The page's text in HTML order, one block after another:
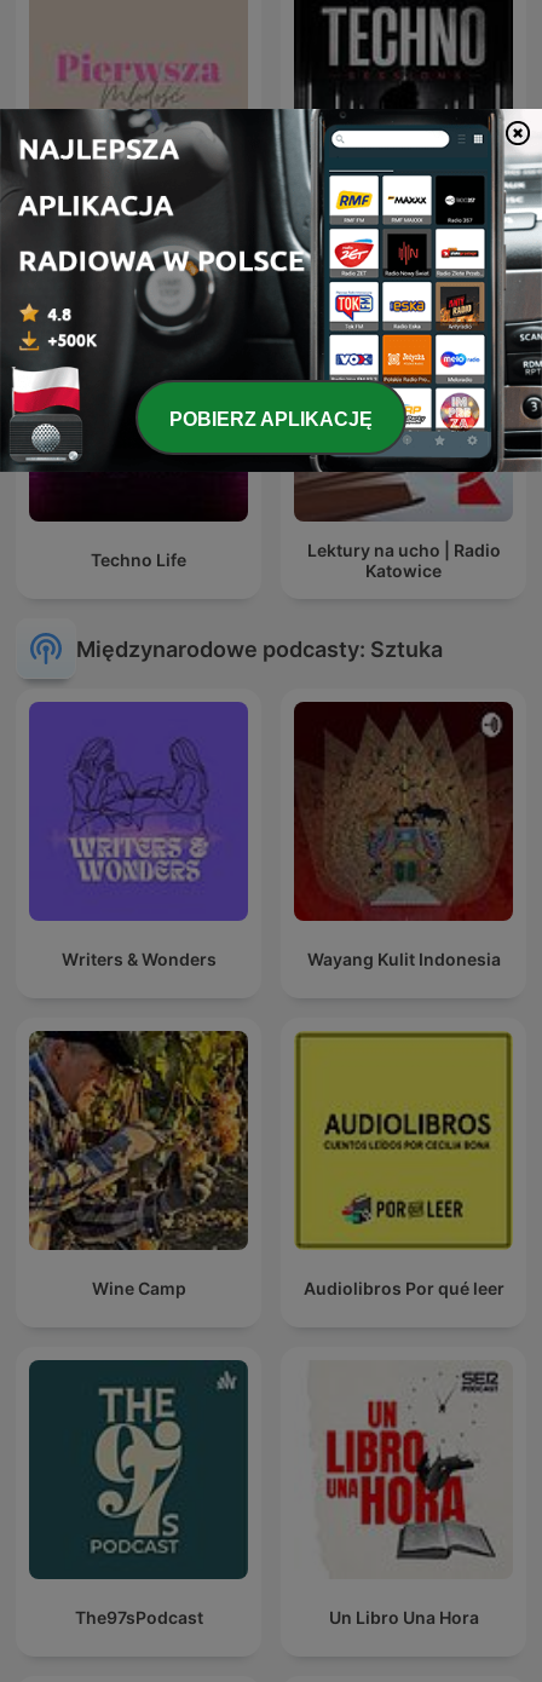
Pierwsza Młodość
Afterwork Techno
Sessions – Techno
Podcast, Raw & Hypnotic
Techno Mixes
Techno Life
Lektury na ucho | Radio
Katowice
Międzynarodowe podcasty: Sztuka
Writers & Wonders Wayang Kulit Indonesia
Wine Camp Audiolibros Por qué leer
The97sPodcast Un Libro Una Hora
POBIERZ APLIKACJĘ